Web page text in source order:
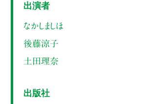
出演者
なかしましほ
後藤涼子
土田理奈
出版社